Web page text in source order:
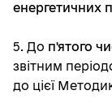
енергетичних
5. До п'ятого
звітним
до цієї